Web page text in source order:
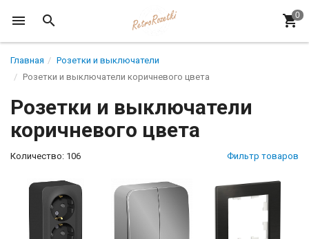
Главная
Розетки и выключатели
Розетки и выключатели коричневого цвета
Розетки и выключатели
коричневого цвета
Количество: 106 Фильтр товаров